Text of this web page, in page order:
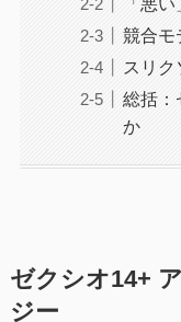
競合モ
スリク
総括：
か
ゼクシオ14+
ジー